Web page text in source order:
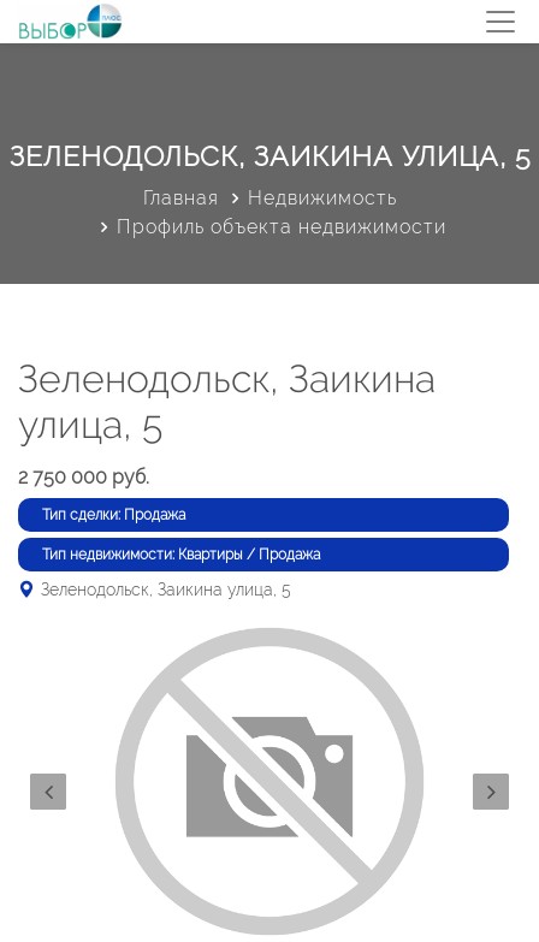
ЗЕЛЕНОДОЛЬСК, ЗАИКИНА УЛИЦА, 5
Главная
Недвижимость
Профиль объекта недвижимости
Зеленодольск, Заикина
улица, 5
2 750 000 руб.
Тип сделки: Продажа
Тип недвижимости: Квартиры / Продажа
Зеленодольск, Заикина улица, 5